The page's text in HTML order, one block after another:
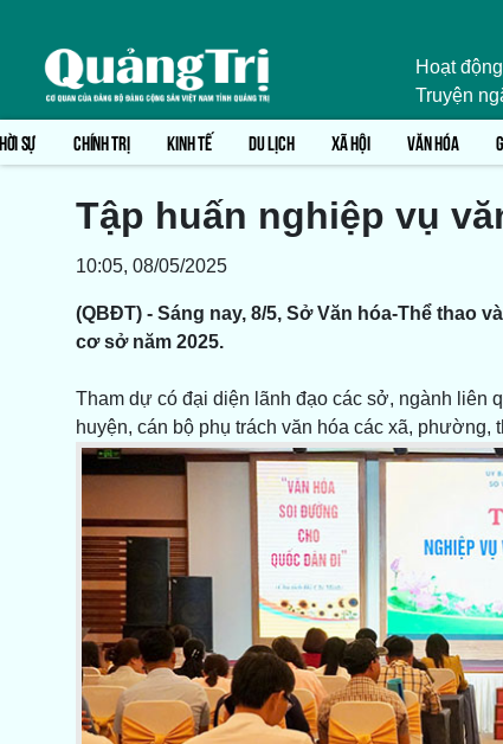
Hoạt
Truyện
SỰ CHÍNH TRỊ KINH TẾ DU LỊCH XÃ HỘI VĂN HÓA
Tập huấn nghiệp vụ
10:05, 08/05/2025
(QBĐT) - Sáng nay, 8/5, Sở Văn hóa-Thể thao
cơ sở năm 2025.
Tham dự có đại diện lãnh đạo các sở, ngành liên
huyện, cán bộ phụ trách văn hóa các xã, phường,